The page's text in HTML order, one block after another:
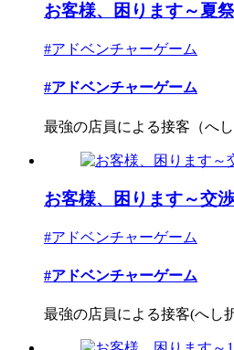
お客様、困ります～夏
#アドベンチャーゲーム
#アドベンチャーゲーム
最強の店員による接客（へ
お客様、困ります～交
#アドベンチャーゲーム
#アドベンチャーゲーム
最強の店員による接客(へし